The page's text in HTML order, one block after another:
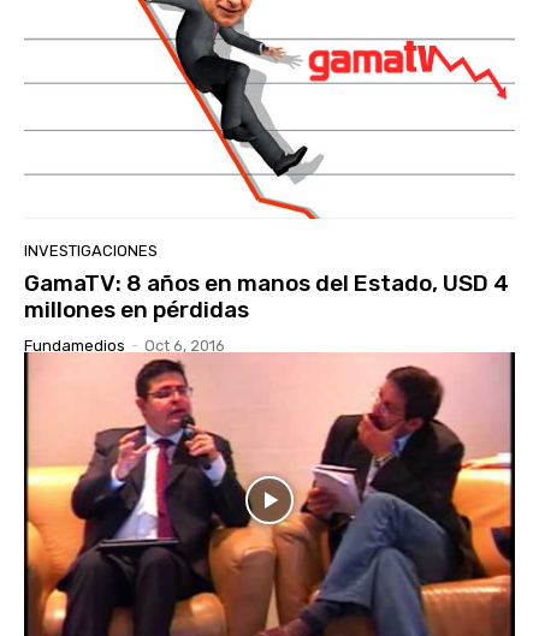
INVESTIGACIONES
GamaTV: 8 años en manos del Estado, USD 4
millones en pérdidas
Fundamedios - Oct 6, 2016